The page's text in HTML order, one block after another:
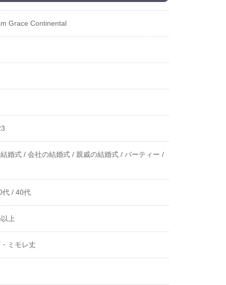
Grace Continental
婚式 / 会社の結婚式 / 親戚の結婚式 / パーティー /
代 / 40代
上
ミモレ丈